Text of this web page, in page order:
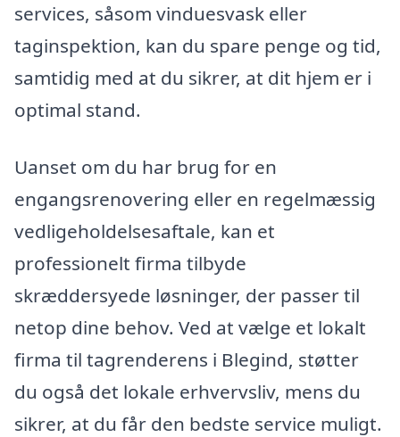
services, såsom vinduesvask eller
taginspektion, kan du spare penge og tid,
samtidig med at du sikrer, at dit hjem er i
optimal stand.
Uanset om du har brug for en
engangsrenovering eller en regelmæssig
vedligeholdelsesaftale, kan et
professionelt firma tilbyde
skræddersyede løsninger, der passer til
netop dine behov. Ved at vælge et lokalt
firma til tagrenderens i Blegind, støtter
du også det lokale erhvervsliv, mens du
sikrer, at du får den bedste service muligt.